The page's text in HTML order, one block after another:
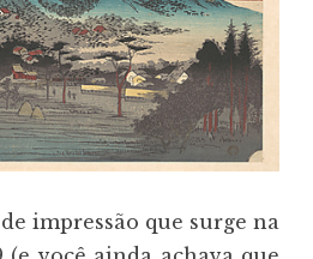
impressão que surge na